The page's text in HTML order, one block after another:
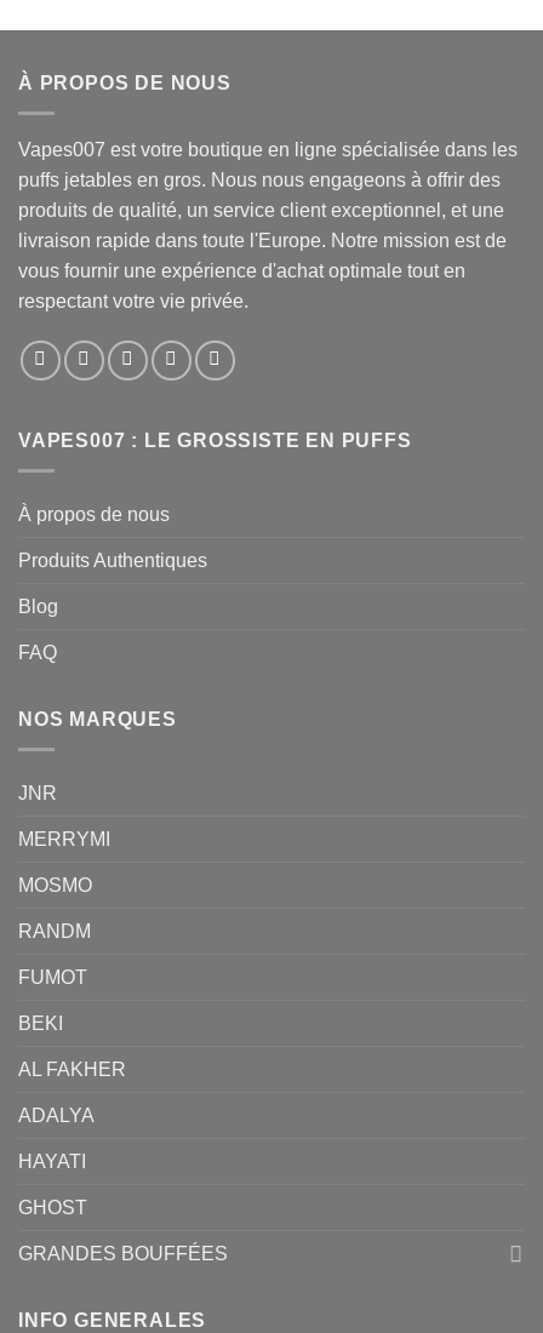
À PROPOS DE NOUS
Vapes007 est votre boutique en ligne spécialisée dans les
puffs jetables en gros. Nous nous engageons à offrir des
produits de qualité, un service client exceptionnel, et une
livraison rapide dans toute l'Europe. Notre mission est de
vous fournir une expérience d'achat optimale tout en
respectant votre vie privée.
VAPES007 : LE GROSSISTE EN PUFFS
À propos de nous
Produits Authentiques
Blog
FAQ
NOS MARQUES
JNR
MERRYMI
MOSMO
RANDM
FUMOT
BEKI
AL FAKHER
ADALYA
HAYATI
GHOST
GRANDES BOUFFÉES
INFO GENERALES